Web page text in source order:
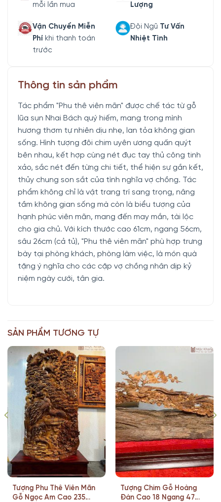
mỗi lần mua
Lượng
Vận Chuyển Miễn
Phí khi thanh toán
trước
Đội Ngũ Tư Vấn
Nhiệt Tình
Thông tin sản phẩm
Tác phẩm "Phu thê viên mãn" được chế tác từ gỗ
lũa sụn Nhai Bách quý hiếm, mang trong mình
hương thơm tự nhiên dịu nhẹ, lan tỏa không gian
sống. Hình tượng đôi chim uyên ương quấn quýt
bên nhau, kết hợp cùng nét đục tay thủ công tinh
xảo, sắc nét đến từng chi tiết, thể hiện sự gắn kết,
thủy chung son sắt của tình nghĩa vợ chồng. Tác
phẩm không chỉ là vật trang trí sang trọng, nâng
tầm không gian sống mà còn là biểu tượng của
hạnh phúc viên mãn, mang đến may mắn, tài lộc
cho gia chủ. Với kích thước cao 61cm, ngang 56cm,
sâu 26cm (cả tủ), "Phu thê viên mãn" phù hợp trưng
bày tại phòng khách, phòng làm việc, là món quà
tặng ý nghĩa cho các cặp vợ chồng nhân dịp kỷ
niệm ngày cưới, tân gia.
SẢN PHẨM TƯƠNG TỰ
Tượng Phu Thê Viên Mãn
Gỗ Ngọc Am Cao 235
Tượng Chim Gỗ Hoàng
Đàn Cao 18 Ngang 47